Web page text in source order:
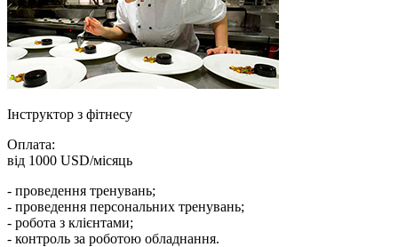
Інструктор з фітнесу
Оплата:
від 1000 USD/місяць
- проведення тренувань;
- проведення персональних тренувань;
- робота з клієнтами;
- контроль за роботою обладнання.